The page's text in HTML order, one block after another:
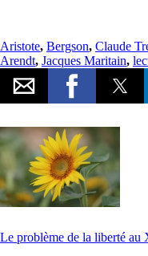
Aristote, Bergson, Claude
Arendt, Jacques Maritain,
Le problème de la liberté au